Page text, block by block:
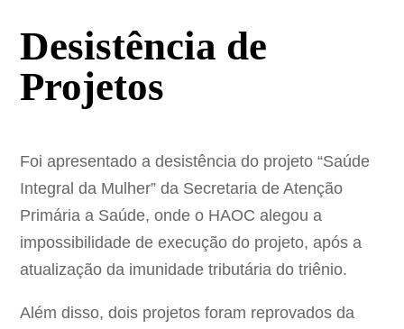
Desistência de
Projetos
Foi apresentado a desistência do projeto “Saúde
Integral da Mulher” da Secretaria de Atenção
Primária a Saúde, onde o HAOC alegou a
impossibilidade de execução do projeto, após a
atualização da imunidade tributária do triênio.
Além disso, dois projetos foram reprovados da